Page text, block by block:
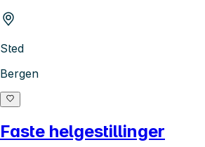
Sted
Bergen
Faste helgestillinger